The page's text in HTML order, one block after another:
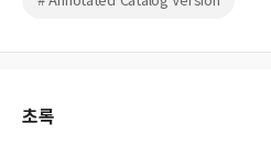
초록